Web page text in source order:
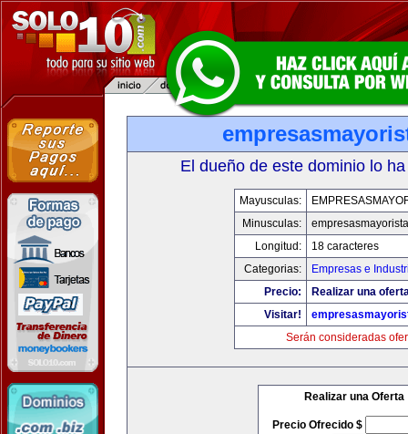
El dueño de este dominio lo
Mayusculas:
Minusculas:
Longitud:
18 caracteres
Categorias:
Empresas e
Precio:
Realizar una
Visitar!
Serán consideradas
Realizar una Oferta
Precio Ofrecido $